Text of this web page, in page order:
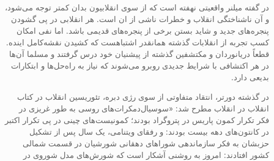
در گفته میلنر واقعیتی نهفته است که از سوی انقلابیون بدان کمتر توجه می‌شود،
و آن ناشناختگی انقلاب و خطرات ناشی از ان است. هر انقلابی در پی گشودن
پنجره‌های جدید و شاید بستن برخی از پنجره‌های قدیمی باشد. اما نفی امکان
کسب تجربه از انقلابات گذشته همانقدر اشتباهست که کشیدن نقشه‌کامل اینده.
قطعاً دریانوردان و مکتشفین گذشته از پیشنیان خود درس گرفتند و مسلما آن‌ها
در هر اکتشافی با شرایط جدیدی روبرو می‌شوند که نیاز به راه‌حل‌ها و ابتکارات
بدیعی دارد.
در گذشته دورتر، انتقاد متفاوتی از سوی رژی دبره، تئوریسین انقلاب در کتاب
انقلاب در انقلاب مطرح شد: «سوسیال‌دمکرات‌های روسی به طور غریزی در
فکر تکرار کمون پاریس در پتروگراد بودند؛ کمونیست‌های چینی در پی تکرار اکتبر
در کانتون‌های دهه بیست بودند: و رفقای ویتنامی، یک سال پس از تشکیل
حزبشان به فکر سازماندهی شوراهای دهقانی شورشیان در قسمت شمالی
کشور افتادند: امروز به روشنی آشکار است که شورش‌های مدل شوروی در